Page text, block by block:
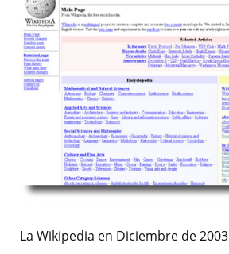
La Wikipedia en Diciembre de 2003